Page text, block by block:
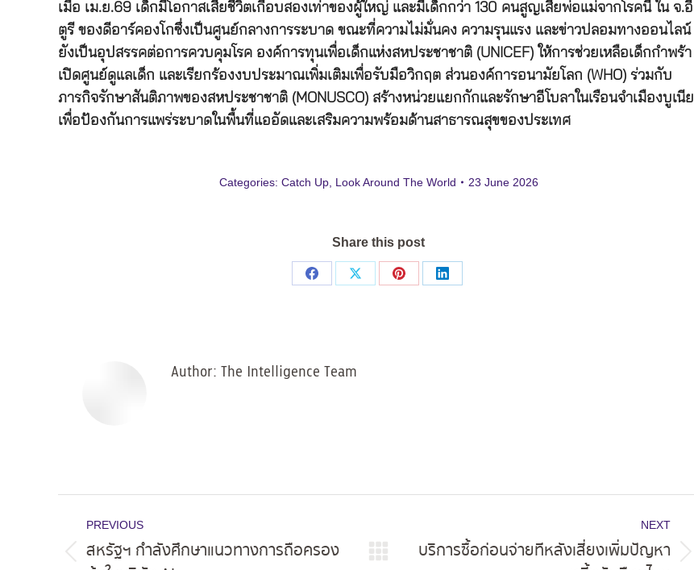
เมื่อ เม.ย.69 เด็กมีโอกาสเสียชีวิตเกือบสองเท่าของผู้ใหญ่ และมีเด็กกว่า 130 คนสูญเสียพ่อแม่จากโรคนี้ ใน จ.อี
ตูรี ของดีอาร์คองโกซึ่งเป็นศูนย์กลางการระบาด ขณะที่ความไม่มั่นคง ความรุนแรง และข่าวปลอมทางออนไลน์
ยังเป็นอุปสรรคต่อการควบคุมโรค องค์การทุนเพื่อเด็กแห่งสหประชาชาติ (UNICEF) ให้การช่วยเหลือเด็กกำพร้า
เปิดศูนย์ดูแลเด็ก และเรียกร้องงบประมาณเพิ่มเติมเพื่อรับมือวิกฤต ส่วนองค์การอนามัยโลก (WHO) ร่วมกับ
ภารกิจรักษาสันติภาพของสหประชาชาติ (MONUSCO) สร้างหน่วยแยกกักและรักษาอีโบลาในเรือนจำเมืองบูเนีย
เพื่อป้องกันการแพร่ระบาดในพื้นที่แออัดและเสริมความพร้อมด้านสาธารณสุขของประเทศ
Categories: Catch Up, Look Around The World 23 June 2026
Share this post
Share
Share
Share
Share
Author: The Intelligence Team
navigation
PREVIOUS
Previous
สหรัฐฯ กำลังศึกษาแนวทางการถือครอง
NEXT
บริการซื้อก่อนจ่ายทีหลังเสี่ยงเพิ่มปัญหา